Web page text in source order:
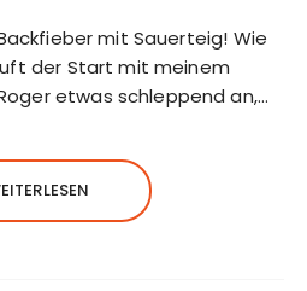
mit Sauerteig! Wie
der Start mit meinem
etwas schleppend an,…